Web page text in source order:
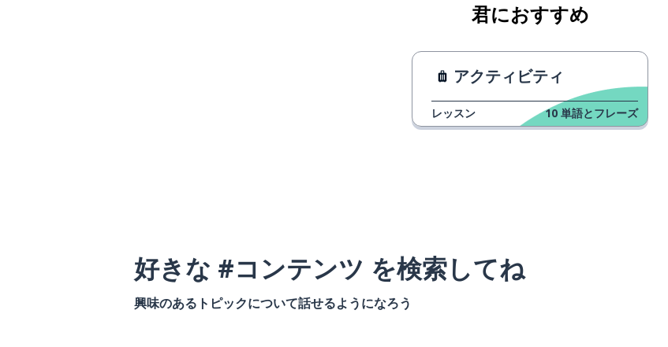
君におすすめ
アクティビティ
レッスン 10 単語とフレーズ
好きな #コンテンツ を検索してね
興味のあるトピックについて話せるようになろう